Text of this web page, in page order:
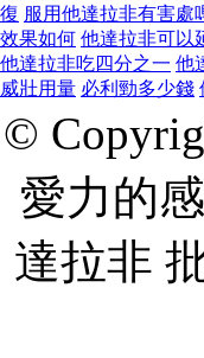
復 服用他達拉非有害處
效果如何 他達拉非可以
他達拉非吃四分之一 他
威壯用量 必利勁多少錢
©
愛力的
達拉非